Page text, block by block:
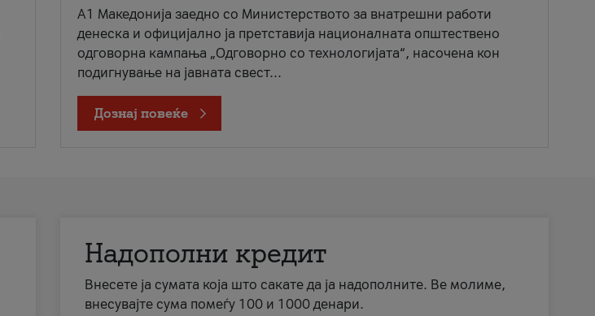
A1 Македонија заедно со Министерството за внатрешни работи
денеска и официјално ја претставија националната општествено
одговорна кампања „Одговорно со технологијата“, насочена кон
подигнување на јавната свест...
Дознај повеќе
Надополни кредит
Внесете ја сумата која што сакате да ја надополните. Ве молиме,
внесувајте сума помеѓу 100 и 1000 денари.